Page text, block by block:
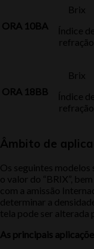
ORA 10BA
Brix
Índice de
refração
ORA 18BB
Brix
Índice de
refração
Âmbito de
Os seguintes
o valor do “BRIX”,
com a amissão
determinar a
tela pode ser alterada
As principais